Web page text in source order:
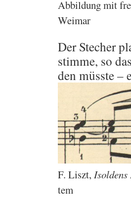
Ab­bil­dung mit
Wei­mar
Der Ste­cher
stim­me, so
den müss­te –
F. Liszt, Isol­dens
tem